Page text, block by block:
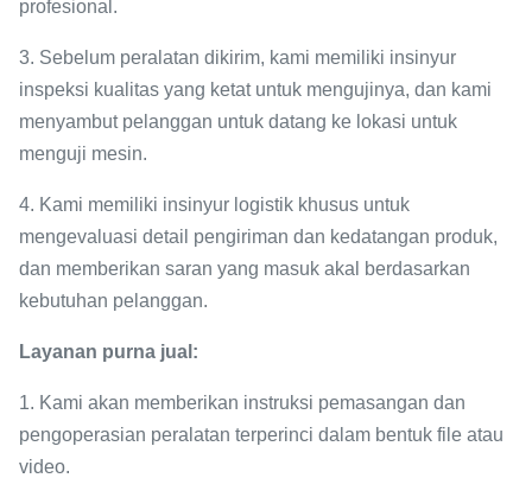
profesional.
3. Sebelum peralatan dikirim, kami memiliki insinyur
inspeksi kualitas yang ketat untuk mengujinya, dan kami
menyambut pelanggan untuk datang ke lokasi untuk
menguji mesin.
4. Kami memiliki insinyur logistik khusus untuk
mengevaluasi detail pengiriman dan kedatangan produk,
dan memberikan saran yang masuk akal berdasarkan
kebutuhan pelanggan.
Layanan purna jual:
1. Kami akan memberikan instruksi pemasangan dan
pengoperasian peralatan terperinci dalam bentuk file atau
video.